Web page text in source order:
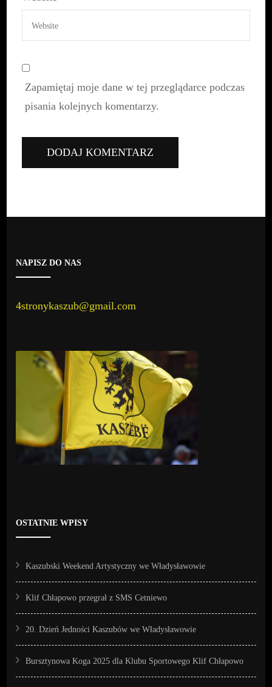
Zapamiętaj moje dane w tej przeglądarce podczas
pisania kolejnych komentarzy.
NAPISZ DO NAS
4stronykaszub@gmail.com
OSTATNIE WPISY
Kaszubski Weekend Artystyczny we Władysławowie
Klif Chłapowo przegrał z SMS Cetniewo
20. Dzień Jedności Kaszubów we Władysławowie
Bursztynowa Koga 2025 dla Klubu Sportowego Klif Chłapowo